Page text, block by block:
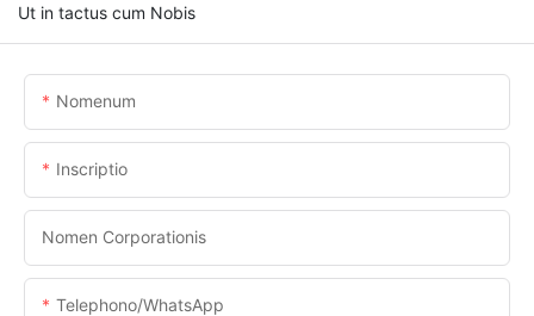
Ut in tactus cum Nobis
Nomenum
Inscriptio
Nomen Corporationis
Telephono/WhatsApp